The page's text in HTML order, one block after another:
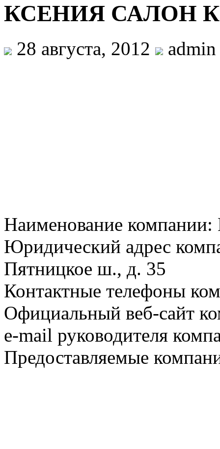
КСЕНИЯ САЛОН
28 августа, 2012 admin
Наименование
Юридический адрес
Пятницкое ш., д. 35
Контактные телефоны
Официальный веб-сайт
e-mail руководителя
Предоставляемые